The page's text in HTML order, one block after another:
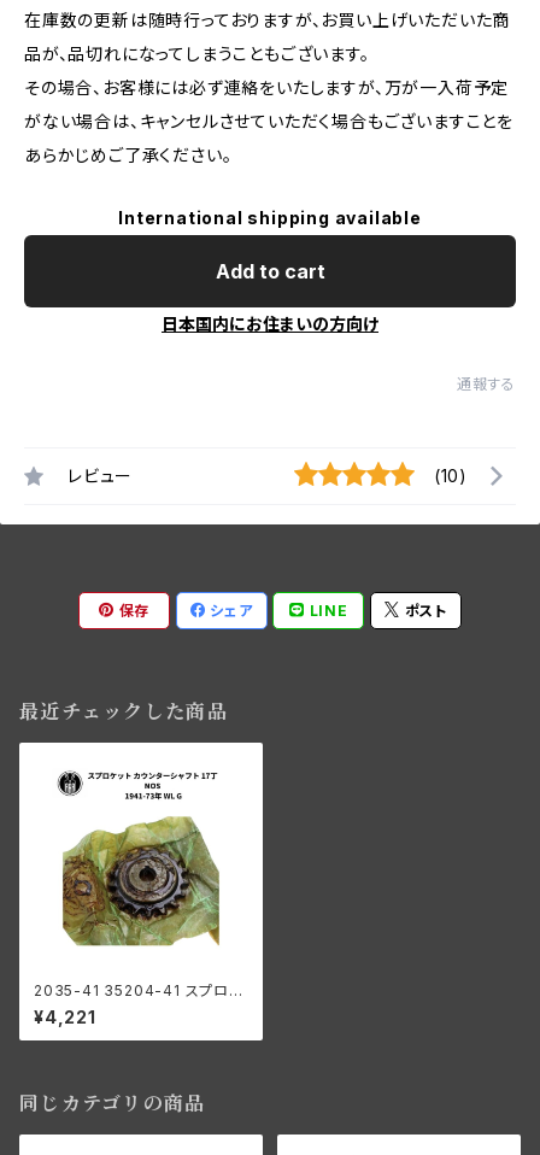
在庫数の更新は随時行っておりますが、お買い上げいただいた商
品が、品切れになってしまうこともございます。
その場合、お客様には必ず連絡をいたしますが、万が一入荷予定
がない場合は、キャンセルさせていただく場合もございますことを
あらかじめご了承ください。
International shipping available
Add to cart
日本国内にお住まいの方向け
通報する
レビュー (10)
保存 シェア LINE ポスト
最近チェックした商品
2035-41 35204-41 スプロケ
ット カウンターシャフト 17丁 N
OS ハーレーダビッドソン 1941
-73年 WL G
¥4,221
同じカテゴリの商品